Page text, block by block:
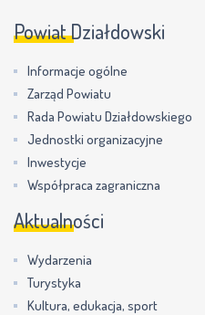
Powiat Działdowski
Informacje ogólne
Zarząd Powiatu
Rada Powiatu Działdowskiego
Jednostki organizacyjne
Inwestycje
Współpraca zagraniczna
Aktualności
Wydarzenia
Turystyka
Kultura, edukacja, sport